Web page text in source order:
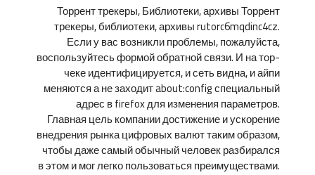
Торрент трекеры, Библиотеки, архивы Торрент
трекеры, библиотеки, архивы rutorc6mqdinc4cz.
Если у вас возникли проблемы, пожалуйста,
воспользуйтесь формой обратной связи. И на тор-
чеке идентифицируется, и сеть видна, и айпи
меняются а не заходит about:config специальный
адрес в firefox для изменения параметров.
Главная цель компании достижение и ускорение
внедрения рынка цифровых валют таким образом,
чтобы даже самый обычный человек разбирался
в этом и мог легко пользоваться преимуществами.